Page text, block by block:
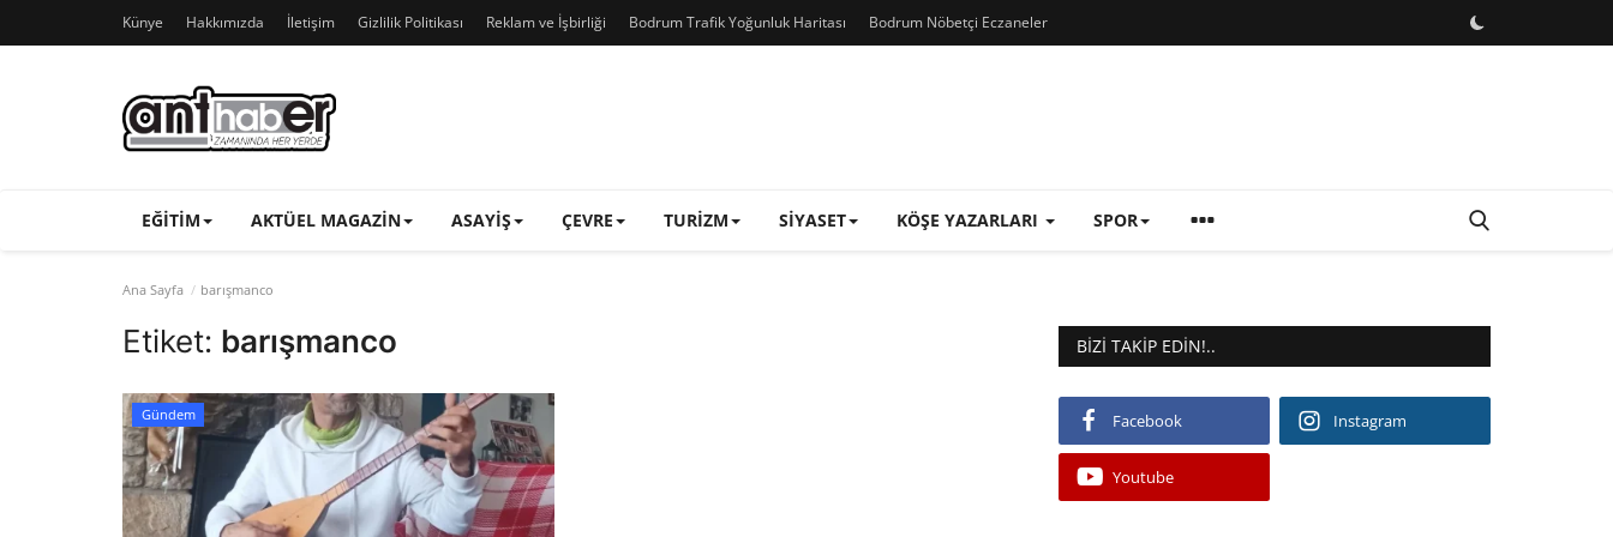
Künye Hakkımızda İletişim Gizlilik Politikası Reklam ve İşbirliği Bodrum Trafik Yoğunluk Haritası Bodrum Nöbetçi Eczaneler
EĞITIM AKTÜEL MAGAZIN ASAYIŞ ÇEVRE TURIZM SIYASET KÖŞE YAZARLARI SPOR
Ana Sayfa barışmanco
Etiket: barışmanco
Gündem
BIZI TAKIP EDIN!..
Facebook Instagram
Youtube